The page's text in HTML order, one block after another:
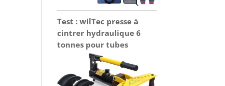
Test : wilTec presse à
cintrer hydraulique 6
tonnes pour tubes